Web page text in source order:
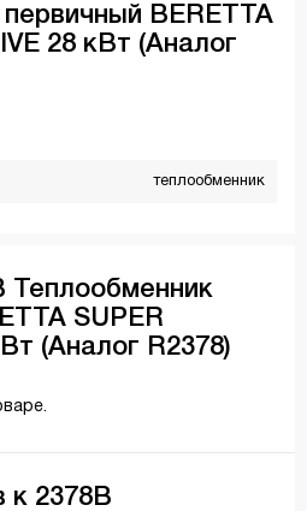
первичный BERETTA
28 кВт (Аналог
теплообменник
Теплообменник
SUPER
(Аналог R2378)
к 2378B